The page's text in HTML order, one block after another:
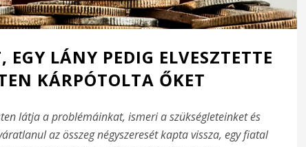
EGY LÁNY PEDIG ELVESZTETTE
KÁRPÓTOLTA ŐKET
látja a problémáinkat, ismeri a szükségleteinket és
az összeg négyszeresét kapta vissza, egy fiatal